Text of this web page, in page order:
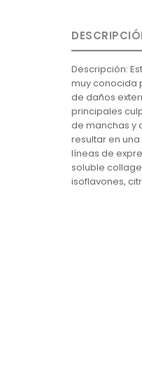
Descripción:
muy conocida
de daños
principales
de manchas y
resultar en
líneas de
soluble
isoflavones,